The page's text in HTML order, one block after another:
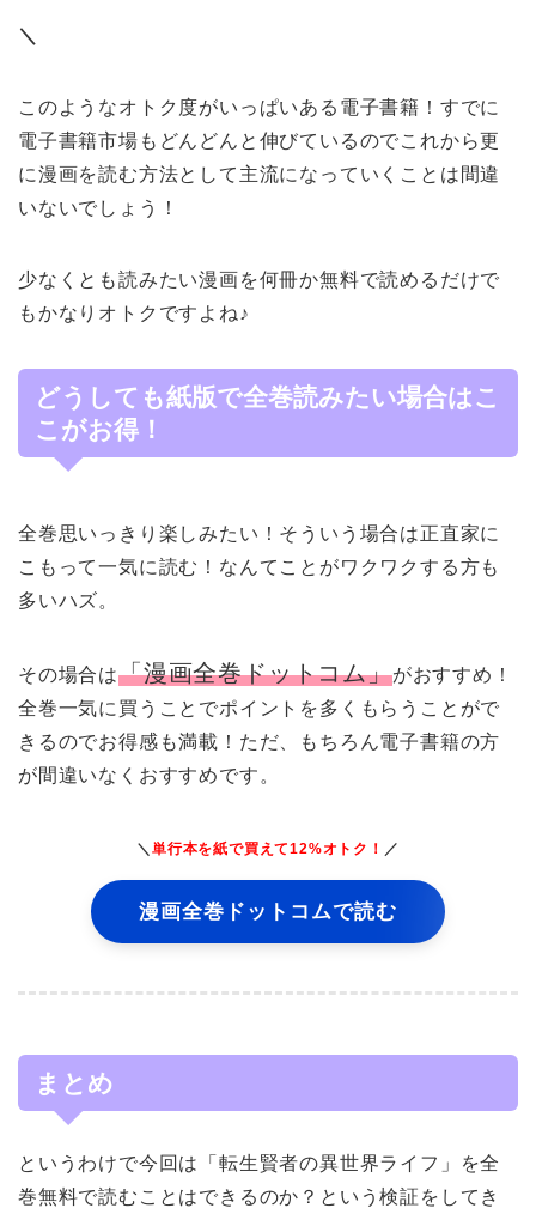
＼
このようなオトク度がいっぱいある電子書籍！すでに
電子書籍市場もどんどんと伸びているのでこれから更
に漫画を読む方法として主流になっていくことは間違
いないでしょう！
少なくとも読みたい漫画を何冊か無料で読めるだけで
もかなりオトクですよね♪
どうしても紙版で全巻読みたい場合はこ
こがお得！
全巻思いっきり楽しみたい！そういう場合は正直家に
こもって一気に読む！なんてことがワクワクする方も
多いハズ。
その場合は「漫画全巻ドットコム」がおすすめ！
全巻一気に買うことでポイントを多くもらうことがで
きるのでお得感も満載！ただ、もちろん電子書籍の方
が間違いなくおすすめです。
＼単行本を紙で買えて12%オトク！ ／
漫画全巻ドットコムで読む
まとめ
というわけで今回は「転生賢者の異世界ライフ」を全
巻無料で読むことはできるのか？という検証をしてき